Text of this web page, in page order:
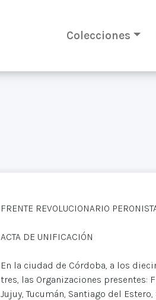
Colecciones
FRENTE REVOLUCIONARIO
ACTA DE UNIFICACIÓN
En la ciudad de Córdoba, a los
tres, las Organizaciones presentes:
Jujuy, Tucumán, Santiago del